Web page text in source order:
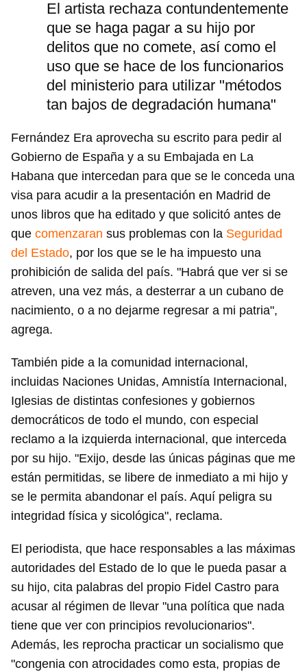
Guardar como favorito
Para poder guardar como favorito, primero has de
iniciar sesión con tu cuenta de 14ymedio.
INICIAR SESIÓN CANCELAR
El artista rechaza contundentemente
que se haga pagar a su hijo por
delitos que no comete, así como el
uso que se hace de los funcionarios
del ministerio para utilizar "métodos
tan bajos de degradación humana"
Fernández Era aprovecha su escrito para pedir al
Gobierno de España y a su Embajada en La
Habana que intercedan para que se le conceda una
visa para acudir a la presentación en Madrid de
unos libros que ha editado y que solicitó antes de
que comenzaran sus problemas con la Seguridad
del Estado, por los que se le ha impuesto una
prohibición de salida del país. "Habrá que ver si se
atreven, una vez más, a desterrar a un cubano de
nacimiento, o a no dejarme regresar a mi patria",
agrega.
También pide a la comunidad internacional,
incluidas Naciones Unidas, Amnistía Internacional,
Iglesias de distintas confesiones y gobiernos
democráticos de todo el mundo, con especial
reclamo a la izquierda internacional, que interceda
por su hijo. "Exijo, desde las únicas páginas que me
están permitidas, se libere de inmediato a mi hijo y
se le permita abandonar el país. Aquí peligra su
integridad física y sicológica", reclama.
El periodista, que hace responsables a las máximas
autoridades del Estado de lo que le pueda pasar a
su hijo, cita palabras del propio Fidel Castro para
acusar al régimen de llevar "una política que nada
tiene que ver con principios revolucionarios".
Además, les reprocha practicar un socialismo que
"congenia con atrocidades como esta, propias de